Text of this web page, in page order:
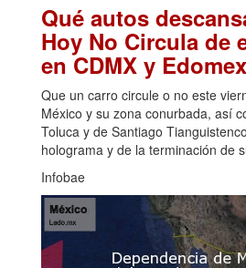
Qué autos
Hoy No Circula de
en CDMX y Edomex
Que un carro circule o no este
México y su zona conurbada, así
Toluca y de Santiago
holograma y de la terminación de
Infobae